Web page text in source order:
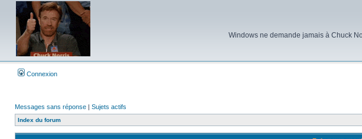
Windows ne demande jamais à Chuck
Connexion
Messages sans réponse | Sujets actifs
Index du forum